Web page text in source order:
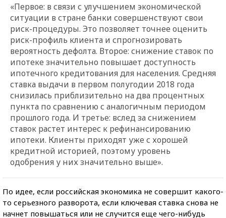
«Первое: в связи с улучшением экономической
ситуации в стране банки совершенствуют свои
риск-процедуры. Это позволяет точнее оценить
риск-профиль клиента и спрогнозировать
вероятность дефолта. Второе: снижение ставок по
ипотеке значительно повышает доступность
ипотечного кредитования для населения. Средняя
ставка выдачи в первом полугодии 2018 года
снизилась приблизительно на два процентных
пункта по сравнению с аналогичным периодом
прошлого года. И третье: вслед за снижением
ставок растет интерес к рефинансированию
ипотеки. Клиенты приходят уже с хорошей
кредитной историей, поэтому уровень
одобрения у них значительно выше».
По идее, если российская экономика не совершит какого-
то серьезного разворота, если ключевая ставка снова не
начнет повышаться или не случится еще чего-нибудь